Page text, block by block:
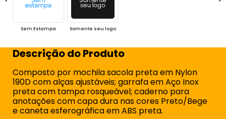
Sem Estampa Somente seu logo
Descrição do Produto
Composto por mochila sacola preta em Nylon
190D com alças ajustáveis; garrafa em Aço Inox
preta com tampa rosqueável; caderno para
anotações com capa dura nas cores Preto/Bege
e caneta esferográfica em ABS preta.